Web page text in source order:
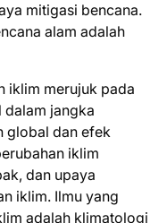
mitigasi bencana.
alam adalah
iklim merujuk pada
jangka
global dan efek
iklim
dan upaya
iklim. Ilmu yang
adalah klimatologi